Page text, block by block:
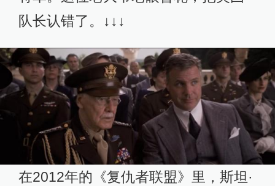
队长认错了。↓↓↓
在2012年的《复仇者联盟》里，斯坦·